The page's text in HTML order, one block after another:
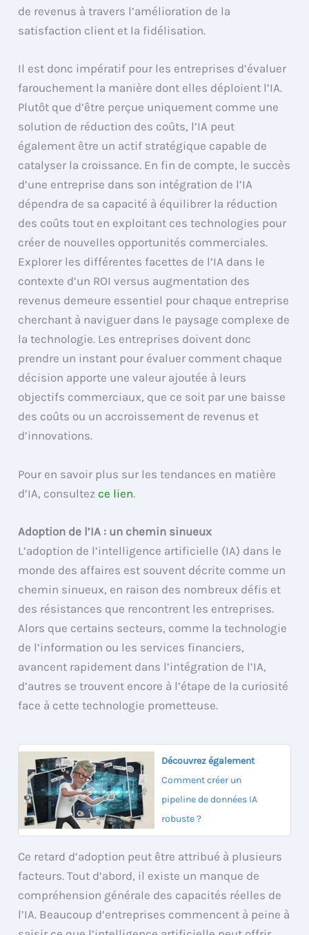
de revenus à travers l’amélioration de la
satisfaction client et la fidélisation.
Il est donc impératif pour les entreprises d’évaluer
farouchement la manière dont elles déploient l’IA.
Plutôt que d’être perçue uniquement comme une
solution de réduction des coûts, l’IA peut
également être un actif stratégique capable de
catalyser la croissance. En fin de compte, le succès
d’une entreprise dans son intégration de l’IA
dépendra de sa capacité à équilibrer la réduction
des coûts tout en exploitant ces technologies pour
créer de nouvelles opportunités commerciales.
Explorer les différentes facettes de l’IA dans le
contexte d’un ROI versus augmentation des
revenus demeure essentiel pour chaque entreprise
cherchant à naviguer dans le paysage complexe de
la technologie. Les entreprises doivent donc
prendre un instant pour évaluer comment chaque
décision apporte une valeur ajoutée à leurs
objectifs commerciaux, que ce soit par une baisse
des coûts ou un accroissement de revenus et
d’innovations.
Pour en savoir plus sur les tendances en matière
d’IA, consultezce lien.
Adoption de l’IA : un chemin sinueux
L’adoption de l’intelligence artificielle (IA) dans le
monde des affaires est souvent décrite comme un
chemin sinueux, en raison des nombreux défis et
des résistances que rencontrent les entreprises.
Alors que certains secteurs, comme la technologie
de l’information ou les services financiers,
avancent rapidement dans l’intégration de l’IA,
d’autres se trouvent encore à l’étape de la curiosité
face à cette technologie prometteuse.
Découvrez également
Comment créer un
pipeline de données IA
robuste ?
Ce retard d’adoption peut être attribué à plusieurs
facteurs. Tout d’abord, il existe un manque de
compréhension générale des capacités réelles de
l’IA. Beaucoup d’entreprises commencent à peine à